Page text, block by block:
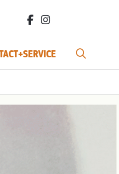
facebook.com/
instagram.com/